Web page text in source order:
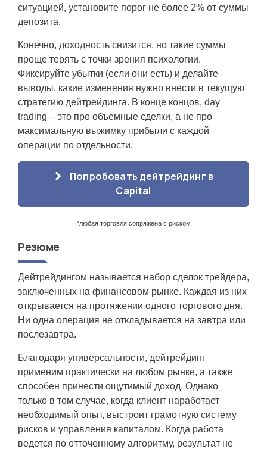
ситуацией, установите порог не более 2% от суммы
депозита.
Конечно, доходность снизится, но такие суммы
проще терять с точки зрения психологии.
Фиксируйте убытки (если они есть) и делайте
выводы, какие изменения нужно внести в текущую
стратегию дейтрейдинга. В конце концов, day
trading – это про объемные сделки, а не про
максимальную выжимку прибыли с каждой
операции по отдельности.
Попробовать дейтрейдинг в
Capital
*любая торговля сопряжена с риском
Резюме
Дейтрейдингом называется набор сделок трейдера,
заключенных на финансовом рынке. Каждая из них
открывается на протяжении одного торгового дня.
Ни одна операция не откладывается на завтра или
послезавтра.
Благодаря универсальности, дейтрейдинг
применим практически на любом рынке, а также
способен принести ощутимый доход. Однако
только в том случае, когда клиент наработает
необходимый опыт, выстроит грамотную систему
рисков и управления капиталом. Когда работа
ведется по отточенному алгоритму, результат не